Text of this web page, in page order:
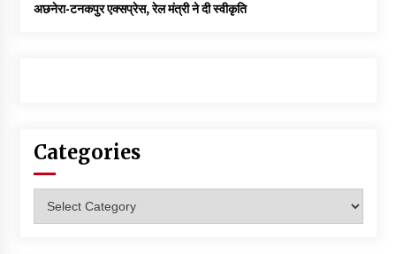
अछनेरा-टनकपुर एक्सप्रेस, रेल मंत्री ने दी स्वीकृति
Categories